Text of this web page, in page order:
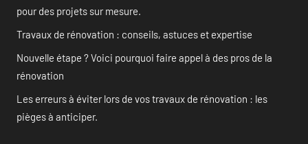
pour des projets sur mesure.
Travaux de rénovation : conseils, astuces et expertise
Nouvelle étape ? Voici pourquoi faire appel à des pros de la
rénovation
Les erreurs à éviter lors de vos travaux de rénovation : les
pièges à anticiper.